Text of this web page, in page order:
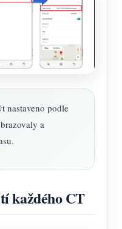
nastaveno podle
a
každého CT